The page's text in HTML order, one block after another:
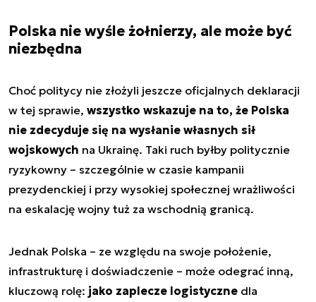
Polska nie wyśle żołnierzy, ale może być
niezbędna
Choć politycy nie złożyli jeszcze oficjalnych deklaracji
w tej sprawie, wszystko wskazuje na to, że Polska
nie zdecyduje się na wysłanie własnych sił
wojskowych na Ukrainę. Taki ruch byłby politycznie
ryzykowny – szczególnie w czasie kampanii
prezydenckiej i przy wysokiej społecznej wrażliwości
na eskalację wojny tuż za wschodnią granicą.
Jednak Polska – ze względu na swoje położenie,
infrastrukturę i doświadczenie – może odegrać inną,
kluczową rolę: jako zaplecze logistyczne dla